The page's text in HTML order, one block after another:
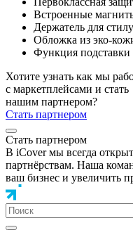
Встроенные
Держатель для
Обложка из эко-
Функция подставки
Хотите узнать как мы
с маркетплейсами и стать
нашим партнером?
Стать партнером
Стать партнером
В iCover мы всегда
партнёрствам. Наша
ваш бизнес и увеличить